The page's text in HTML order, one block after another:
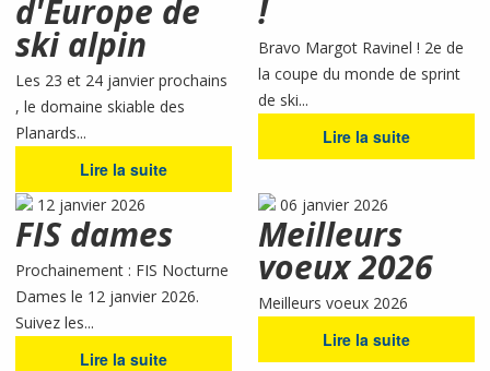
d'Europe de
ski alpin
Les 23 et 24 janvier prochains
, le domaine skiable des
Planards...
Lire la suite
!
Bravo Margot Ravinel ! 2e de
la coupe du monde de sprint
de ski...
Lire la suite
12 janvier 2026
FIS dames
Prochainement : FIS Nocturne
Dames le 12 janvier 2026.
Suivez les...
Lire la suite
06 janvier 2026
Meilleurs
voeux 2026
Meilleurs voeux 2026
Lire la suite